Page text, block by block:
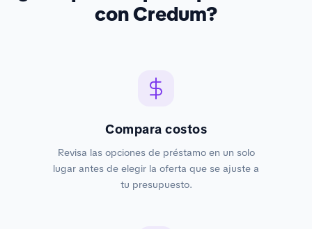
con Credum?
Compara costos
Revisa las opciones de préstamo en un solo
lugar antes de elegir la oferta que se ajuste a
tu presupuesto.